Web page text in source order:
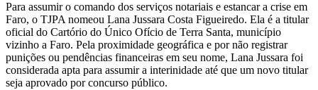
Para assumir o comando dos serviços notariais e estancar a crise em
Faro, o TJPA nomeou Lana Jussara Costa Figueiredo. Ela é a titular
oficial do Cartório do Único Ofício de Terra Santa, município
vizinho a Faro. Pela proximidade geográfica e por não registrar
punições ou pendências financeiras em seu nome, Lana Jussara foi
considerada apta para assumir a interinidade até que um novo titular
seja aprovado por concurso público.